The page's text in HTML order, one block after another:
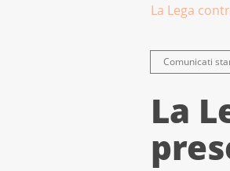
La Lega
Comunicati
La